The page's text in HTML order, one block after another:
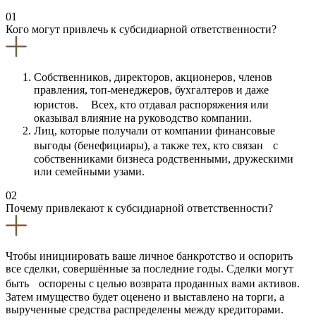
01
Кого могут привлечь к субсидиарной ответственности?
Собственников, директоров, акционеров, членов
правления, топ-менеджеров, бухгалтеров и даже
юристов. Всех, кто отдавал распоряжения или
оказывал влияние на руководство компании.
Лиц, которые получали от компании финансовые
выгоды (бенефициары), а также тех, кто связан с
собственниками бизнеса родственными, дружескими
или семейными узами.
02
Почему привлекают к субсидиарной ответственности?
Чтобы инициировать ваше личное банкротство и оспорить
все сделки, совершённые за последние годы. Сделки могут
быть оспорены с целью возврата проданных вами активов.
Затем имущество будет оценено и выставлено на торги, а
вырученные средства распределены между кредиторами.